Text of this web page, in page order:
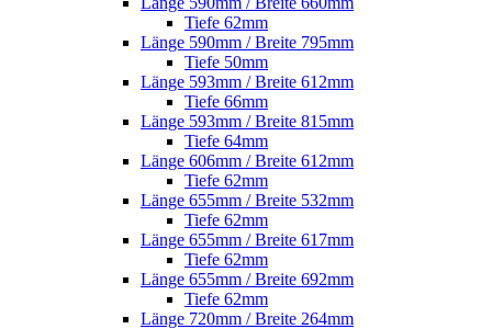
Tiefe 62mm
Länge 590mm / Breite 795mm
Tiefe 50mm
Länge 593mm / Breite 612mm
Tiefe 66mm
Länge 593mm / Breite 815mm
Tiefe 64mm
Länge 606mm / Breite 612mm
Tiefe 62mm
Länge 655mm / Breite 532mm
Tiefe 62mm
Länge 655mm / Breite 617mm
Tiefe 62mm
Länge 655mm / Breite 692mm
Tiefe 62mm
Länge 720mm / Breite 264mm